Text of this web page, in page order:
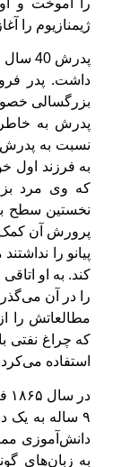
ژیمنازیوم را
داشت. پدر
بزرگسالی
نسبت به
به فرزند اول
که وی مرد
نخستین سطح
پرورش آن کمک
پیانو را
کند. به او
را در آن
مطالعاتش را
که چراغ نفتی
استفاده
۹ ساله به یک
دانش‌آموزی
به زبان‌های